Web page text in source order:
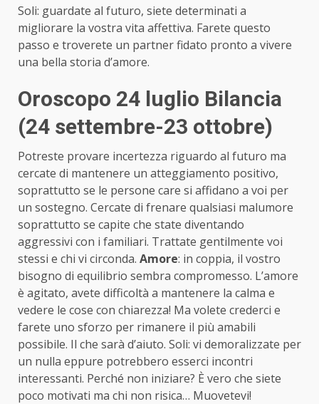
Soli: guardate al futuro, siete determinati a
migliorare la vostra vita affettiva. Farete questo
passo e troverete un partner fidato pronto a vivere
una bella storia d’amore.
Oroscopo 24 luglio Bilancia
(24 settembre-23 ottobre)
Potreste provare incertezza riguardo al futuro ma
cercate di mantenere un atteggiamento positivo,
soprattutto se le persone care si affidano a voi per
un sostegno. Cercate di frenare qualsiasi malumore
soprattutto se capite che state diventando
aggressivi con i familiari. Trattate gentilmente voi
stessi e chi vi circonda. Amore: in coppia, il vostro
bisogno di equilibrio sembra compromesso. L’amore
è agitato, avete difficoltà a mantenere la calma e
vedere le cose con chiarezza! Ma volete crederci e
farete uno sforzo per rimanere il più amabili
possibile. Il che sarà d’aiuto. Soli: vi demoralizzate per
un nulla eppure potrebbero esserci incontri
interessanti. Perché non iniziare? È vero che siete
poco motivati ma chi non risica… Muovetevi!